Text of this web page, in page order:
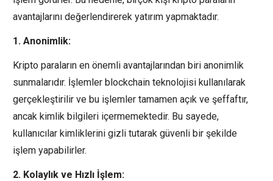
avantajlarını değerlendirerek yatırım yapmaktadır.
1. Anonimlik:
Kripto paraların en önemli avantajlarından biri anonimlik
sunmalarıdır. İşlemler blockchain teknolojisi kullanılarak
gerçekleştirilir ve bu işlemler tamamen açık ve şeffaftır,
ancak kimlik bilgileri içermemektedir. Bu sayede,
kullanıcılar kimliklerini gizli tutarak güvenli bir şekilde
işlem yapabilirler.
2. Kolaylık ve Hızlı İşlem: